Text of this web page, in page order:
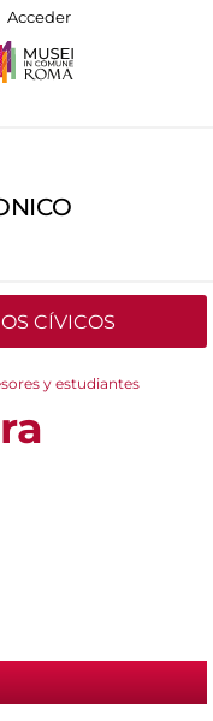
Acceder
CÍVICOS
y estudiantes